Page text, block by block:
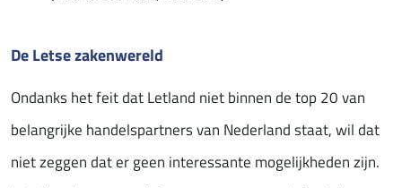
De Letse zakenwereld
Ondanks het feit dat Letland niet binnen de top 20 van
belangrijke handelspartners van Nederland staat, wil dat
niet zeggen dat er geen interessante mogelijkheden zijn.